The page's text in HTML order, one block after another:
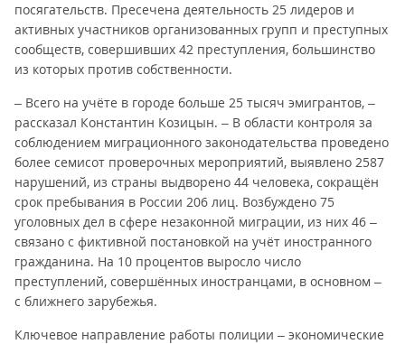
посягательств. Пресечена деятельность 25 лидеров и
активных участников организованных групп и преступных
сообществ, совершивших 42 преступления, большинство
из которых против собственности.
– Всего на учёте в городе больше 25 тысяч эмигрантов, –
рассказал Константин Козицын. – В области контроля за
соблюдением миграционного законодательства проведено
более семисот проверочных мероприятий, выявлено 2587
нарушений, из страны выдворено 44 человека, сокращён
срок пребывания в России 206 лиц. Возбуждено 75
уголовных дел в сфере незаконной миграции, из них 46 –
связано с фиктивной постановкой на учёт иностранного
гражданина. На 10 процентов выросло число
преступлений, совершённых иностранцами, в основном –
с ближнего зарубежья.
Ключевое направление работы полиции – экономические